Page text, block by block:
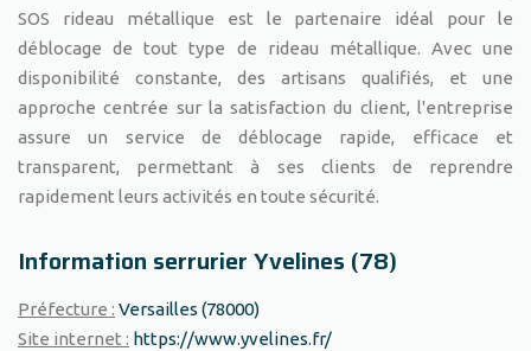
SOS rideau métallique est le partenaire idéal pour le
déblocage de tout type de rideau métallique. Avec une
disponibilité constante, des artisans qualifiés, et une
approche centrée sur la satisfaction du client, l'entreprise
assure un service de déblocage rapide, efficace et
transparent, permettant à ses clients de reprendre
rapidement leurs activités en toute sécurité.
Information serrurier Yvelines (78)
Préfecture : Versailles (78000)
Site internet : https://www.yvelines.fr/